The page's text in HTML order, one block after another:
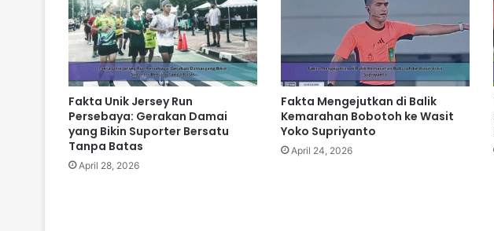
Fakta Unik Jersey Run
Persebaya: Gerakan Damai
yang Bikin Suporter Bersatu
Tanpa Batas
April 28, 2026
Fakta Mengejutkan di Balik
Kemarahan Bobotoh ke Wasit
Yoko Supriyanto
April 24, 2026